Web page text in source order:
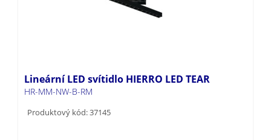
Lineární LED svítidlo HIERRO LED TEAR
HR-MM-NW-B-RM
Produktový kód: 37145